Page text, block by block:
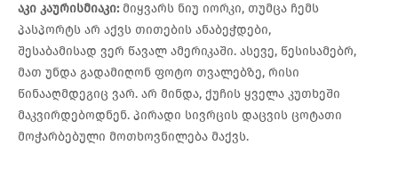
აკი კაურისმიაკი: მიყვარს ნიუ იორკი, თუმცა ჩემს
პასპორტს არ აქვს თითების ანაბეჭდები,
შესაბამისად ვერ წავალ ამერიკაში. ასევე, წესისამებრ,
მათ უნდა გადამიღონ ფოტო თვალებზე, რისი
წინააღმდეგიც ვარ. არ მინდა, ქუჩის ყველა კუთხეში
მაკვირდებოდნენ. პირადი სივრცის დაცვის ცოტათი
მოჭარბებული მოთხოვნილება მაქვს.